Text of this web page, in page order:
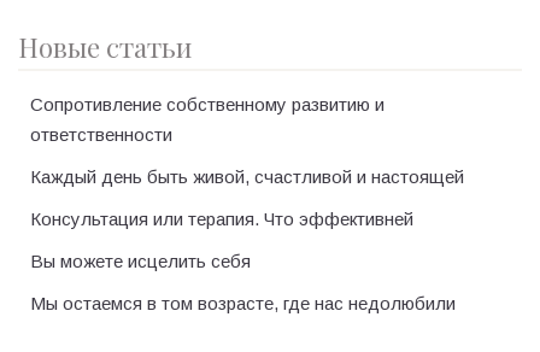
Новые статьи
Сопротивление собственному развитию и
ответственности
Каждый день быть живой, счастливой и настоящей
Консультация или терапия. Что эффективней
Вы можете исцелить себя
Мы остаемся в том возрасте, где нас недолюбили